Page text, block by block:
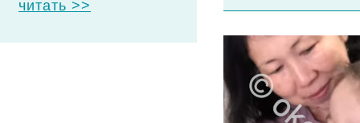
читать >>